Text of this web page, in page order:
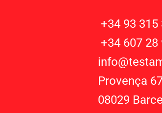
+34 93 315
+34 607 28
Provença
08029